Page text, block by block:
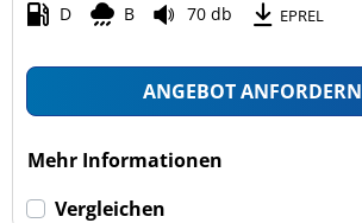
D B 70 db EPREL
ANGEBOT ANFORDERN
Mehr Informationen
Vergleichen